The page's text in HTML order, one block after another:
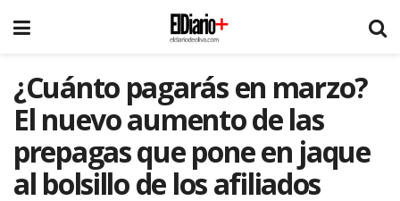
¿Cuánto pagarás en marzo?
El nuevo aumento de las
prepagas que pone en jaque
al bolsillo de los afiliados